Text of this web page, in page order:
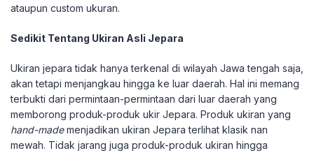
ataupun custom ukuran.
Sedikit Tentang Ukiran Asli Jepara
Ukiran jepara tidak hanya terkenal di wilayah Jawa tengah saja,
akan tetapi menjangkau hingga ke luar daerah. Hal ini memang
terbukti dari permintaan-permintaan dari luar daerah yang
memborong produk-produk ukir Jepara. Produk ukiran yang
hand-mademenjadikan ukiran Jepara terlihat klasik nan
mewah. Tidak jarang juga produk-produk ukiran hingga